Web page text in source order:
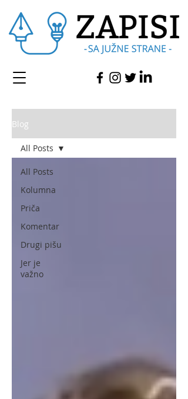
Blog
All Posts
Kolumna
Priča
Komentar
Drugi pišu
Jer je
važno
All Posts